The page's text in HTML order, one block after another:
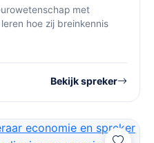
met
hoe zij breinkennis
Bekijk spreker